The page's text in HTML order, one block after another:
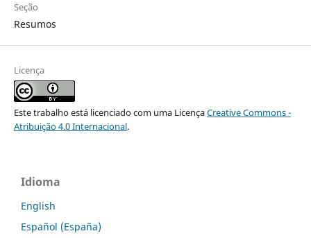
Seção
Resumos
Licença
Este trabalho está licenciado com uma LicençaCreative Commons -
Atribuição 4.0 Internacional.
Idioma
English
Español (España)